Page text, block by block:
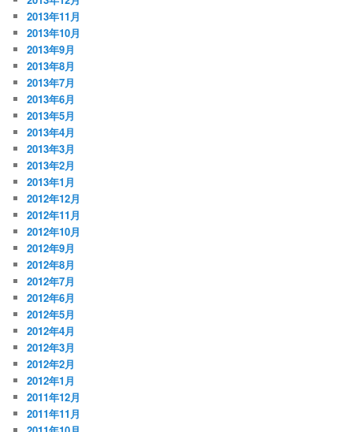
2013年11月
2013年10月
2013年9月
2013年8月
2013年7月
2013年6月
2013年5月
2013年4月
2013年3月
2013年2月
2013年1月
2012年12月
2012年11月
2012年10月
2012年9月
2012年8月
2012年7月
2012年6月
2012年5月
2012年4月
2012年3月
2012年2月
2012年1月
2011年12月
2011年11月